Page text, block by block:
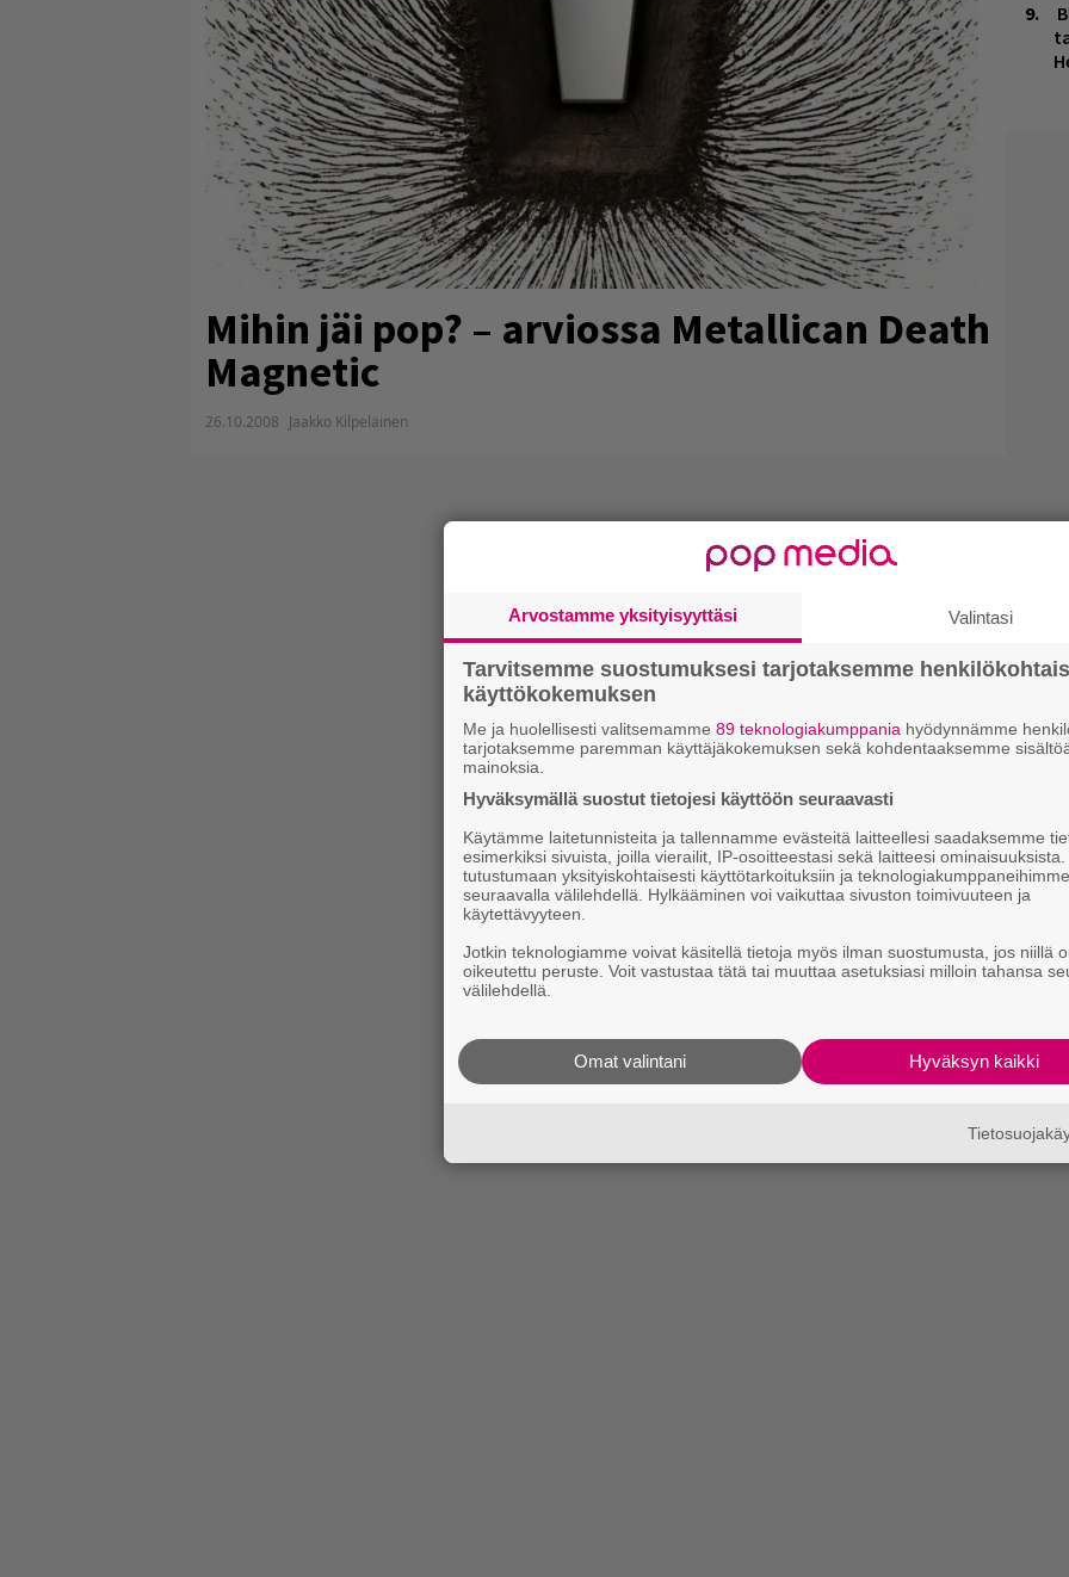
Mihin jäi pop? – arviossa Metallican Death
Magnetic
26.10.2008 Jaakko Kilpeläinen
Arvostamme yksityisyyttäsi Valintasi
Tarvitsemme suostumuksesi tarjotaksemme
käyttökokemuksen
Me ja huolellisesti valitsemamme 89 teknologiakumppania hyödynnämme
tarjotaksemme paremman käyttäjäkokemuksen sekä kohdentaaksemme
mainoksia.
Hyväksymällä suostut tietojesi käyttöön seuraavasti
Käytämme laitetunnisteita ja tallennamme evästeitä laitteellesi saadaksemme
esimerkiksi sivuista, joilla vierailit, IP-osoitteestasi sekä laitteesi
tutustumaan yksityiskohtaisesti käyttötarkoituksiin ja teknologiakumppaneihimme
seuraavalla välilehdellä. Hylkääminen voi vaikuttaa sivuston toimivuuteen ja
käytettävyyteen.
Jotkin teknologiamme voivat käsitellä tietoja myös ilman suostumusta, jos niillä
oikeutettu peruste. Voit vastustaa tätä tai muuttaa asetuksiasi milloin tahansa
välilehdellä.
Hyväksyn kaikki
Omat valintani